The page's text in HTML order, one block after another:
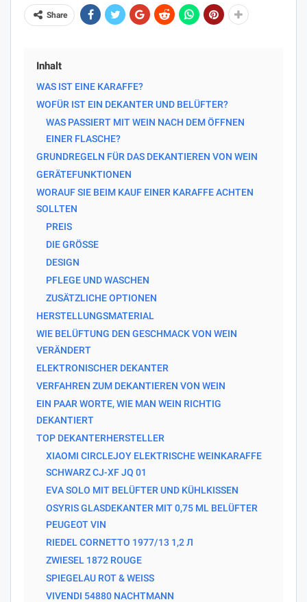
Share
Inhalt
WAS IST EINE KARAFFE?
WOFÜR IST EIN DEKANTER UND BELÜFTER?
WAS PASSIERT MIT WEIN NACH DEM ÖFFNEN
EINER FLASCHE?
GRUNDREGELN FÜR DAS DEKANTIEREN VON WEIN
GERÄTEFUNKTIONEN
WORAUF SIE BEIM KAUF EINER KARAFFE ACHTEN
SOLLTEN
PREIS
DIE GRÖSSE
DESIGN
PFLEGE UND WASCHEN
ZUSÄTZLICHE OPTIONEN
HERSTELLUNGSMATERIAL
WIE BELÜFTUNG DEN GESCHMACK VON WEIN
VERÄNDERT
ELEKTRONISCHER DEKANTER
VERFAHREN ZUM DEKANTIEREN VON WEIN
EIN PAAR WORTE, WIE MAN WEIN RICHTIG
DEKANTIERT
TOP DEKANTERHERSTELLER
XIAOMI CIRCLEJOY ELEKTRISCHE WEINKARAFFE
SCHWARZ CJ-XF JQ 01
EVA SOLO MIT BELÜFTER UND KÜHLKISSEN
OSYRIS GLASDEKANTER MIT 0,75 ML BELÜFTER
PEUGEOT VIN
RIEDEL CORNETTO 1977/13 1,2 Л
ZWIESEL 1872 ROUGE
SPIEGELAU ROT & WEISS
VIVENDI 54880 NACHTMANN